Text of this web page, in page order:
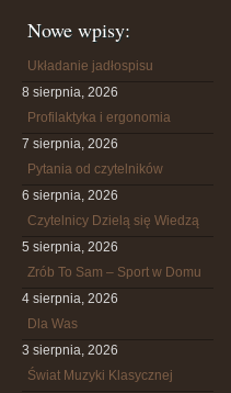
Nowe wpisy:
Układanie jadłospisu
8 sierpnia, 2026
Profilaktyka i ergonomia
7 sierpnia, 2026
Pytania od czytelników
6 sierpnia, 2026
Czytelnicy Dzielą się Wiedzą
5 sierpnia, 2026
Zrób To Sam – Sport w Domu
4 sierpnia, 2026
Dla Was
3 sierpnia, 2026
Świat Muzyki Klasycznej